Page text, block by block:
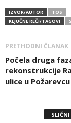
IZVOR/AUTOR
TOS
KLJUČNE REČI/TAGOVI
PRETHODNI ČLANAK
Počela druga
rekonstrukcije
ulice u Požarevcu